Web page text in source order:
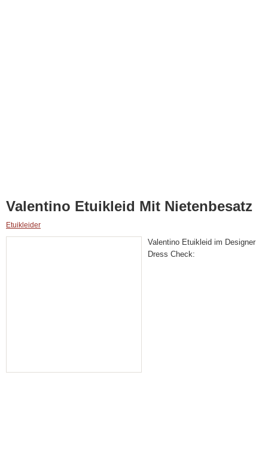
Valentino Etuikleid Mit Nietenbesatz
Etuikleider
Valentino Etuikleid im Designer
Dress Check: